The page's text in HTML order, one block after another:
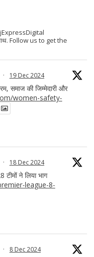
Follow us to get the
· 19 Dec 2024
समाज की जिम्मेदारी और
women-safety-
· 18 Dec 2024
टीमों ने लिया भाग
league-8-
· 8 Dec 2024